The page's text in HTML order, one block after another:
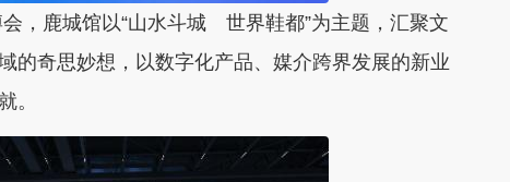
鹿城馆以“山水斗城 世界鞋都”为主题，汇聚文
的奇思妙想，以数字化产品、媒介跨界发展的新业
。